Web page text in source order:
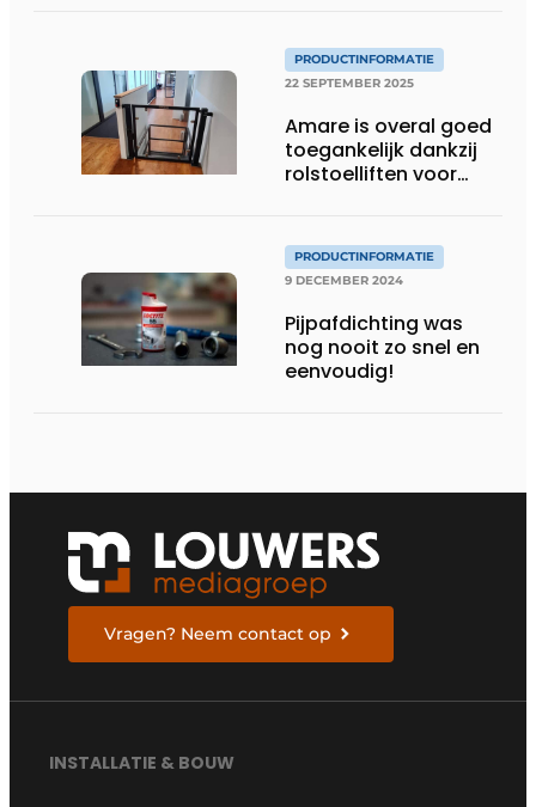
PRODUCTINFORMATIE
22 SEPTEMBER 2025
Amare is overal goed
toegankelijk dankzij
rolstoelliften voor
PRODUCTINFORMATIE
9 DECEMBER 2024
Pijpafdichting was
nog nooit zo snel en
eenvoudig!
Vragen? Neem contact op
INSTALLATIE & BOUW